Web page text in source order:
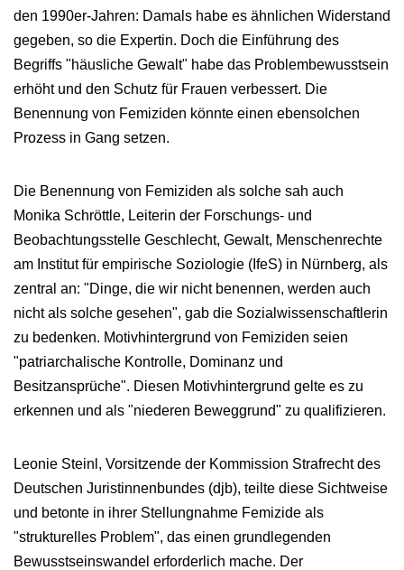
den 1990er-Jahren: Damals habe es ähnlichen Widerstand
gegeben, so die Expertin. Doch die Einführung des
Begriffs "häusliche Gewalt" habe das Problembewusstsein
erhöht und den Schutz für Frauen verbessert. Die
Benennung von Femiziden könnte einen ebensolchen
Prozess in Gang setzen.
Die Benennung von Femiziden als solche sah auch
Monika Schröttle, Leiterin der Forschungs- und
Beobachtungsstelle Geschlecht, Gewalt, Menschenrechte
am Institut für empirische Soziologie (IfeS) in Nürnberg, als
zentral an: "Dinge, die wir nicht benennen, werden auch
nicht als solche gesehen", gab die Sozialwissenschaftlerin
zu bedenken. Motivhintergrund von Femiziden seien
"patriarchalische Kontrolle, Dominanz und
Besitzansprüche". Diesen Motivhintergrund gelte es zu
erkennen und als "niederen Beweggrund" zu qualifizieren.
Leonie Steinl, Vorsitzende der Kommission Strafrecht des
Deutschen Juristinnenbundes (djb), teilte diese Sichtweise
und betonte in ihrer Stellungnahme Femizide als
"strukturelles Problem", das einen grundlegenden
Bewusstseinswandel erforderlich mache. Der